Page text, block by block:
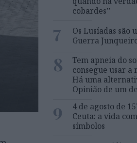
cobardes’’
7
Os Lusíadas são
Guerra
8
Tem apneia do
consegue usar a
Há uma
Opinião de um
9
4 de agosto de
Ceuta: a vida
símbolos